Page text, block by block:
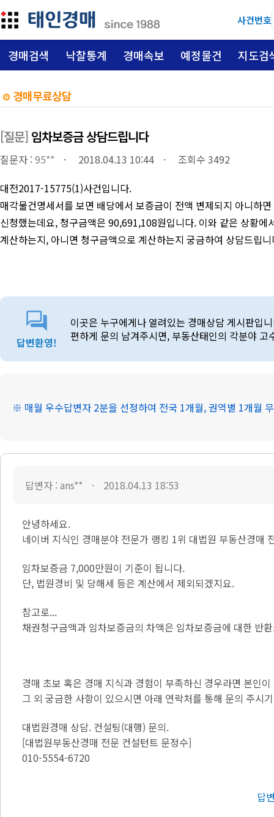
사건번호
경매검색 낙찰통계 경매속보 예정물건 지도검
경매무료상담
[질문] 임차보증금 상담드립니다
질문자 :95** 2018.04.13 10:44
조회수 3492
대전2017-15775(1)사건입니다.
매각물건명세서를 보면 배당에서 보증금이 전액 변제되지 아니하
신청했는데요, 청구금액은 90,691,108원입니다. 이와 같은 상황
계산하는지, 아니면 청구금액으로 계산하는지 궁금하여 상담드립
답변환영!
이곳은 누구에게나 열려있는 경매상담 게시판입
편하게 문의 남겨주시면, 부동산태인의 각분야
※ 매월 우수답변자 2분을 선정하여 전국 1개월, 권역별 1개월
답변자 : ans** 2018.04.13 18:53
안녕하세요.
네이버 지식인 경매분야 전문가 랭킹 1위 대법원 부동산경매
임차보증금 7,000만원이 기준이 됩니다.
단, 법원경비 및 당해세 등은 계산에서 제외되겠지요.
참고로...
채권청구금액과 임차보증금의 차액은 임차보증금에 대한 반
경매 초보 혹은 경매 지식과 경험이 부족하신 경우라면 본인
그 외 궁금한 사항이 있으시면 아래 연락처를 통해 문의 주시
대법원경매 상담. 컨설팅(대행) 문의.
[대법원부동산경매 전문 컨설턴트 문정수]
010-5554-6720
답